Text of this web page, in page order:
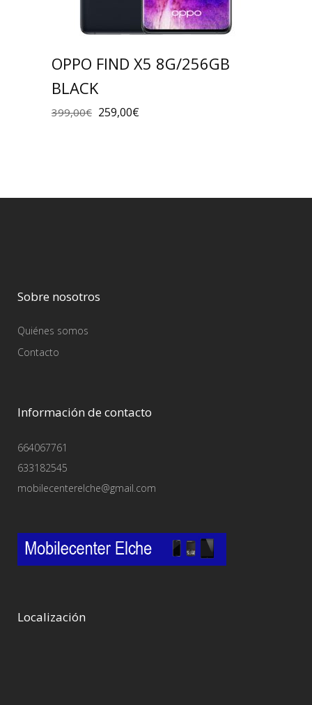
OPPO FIND X5 8G/256GB
BLACK
399,00€ 259,00€
Sobre nosotros
Quiénes somos
Contacto
Información de contacto
664067761
633182545
mobilecenterelche@gmail.com
Localización